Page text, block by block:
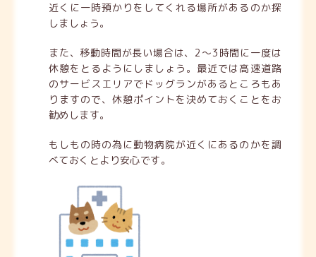
近くに一時預かりをしてくれる場所があるのか探
しましょう。
また、移動時間が長い場合は、2～3時間に一度は
休憩をとるようにしましょう。最近では高速道路
のサービスエリアでドッグランがあるところもあ
りますので、休憩ポイントを決めておくことをお
勧めします。
もしもの時の為に動物病院が近くにあるのかを調
べておくとより安心です。